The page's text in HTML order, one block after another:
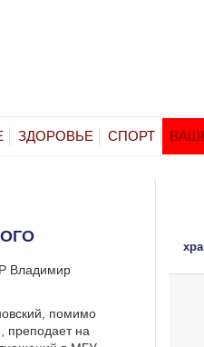
ЗДОРОВЬЕ СПОРТ
Владимир
помимо
преподает на